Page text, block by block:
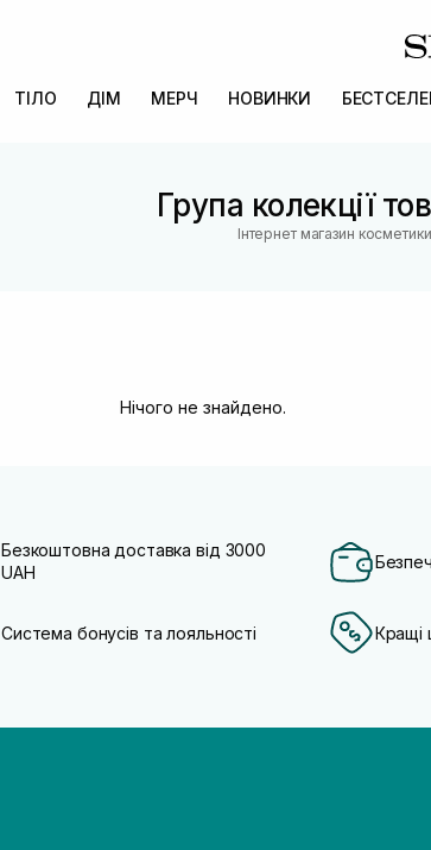
ТІЛО ДІМ МЕРЧ НОВИНКИ
Група колекції
Інтернет магазин косметики
Нічого не знайдено.
Безкоштовна доставка від 3000
UAH
Система бонусів та лояльності Кращі